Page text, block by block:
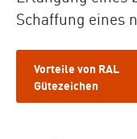
Schaffung eines
Vorteile von RAL
Gütezeichen